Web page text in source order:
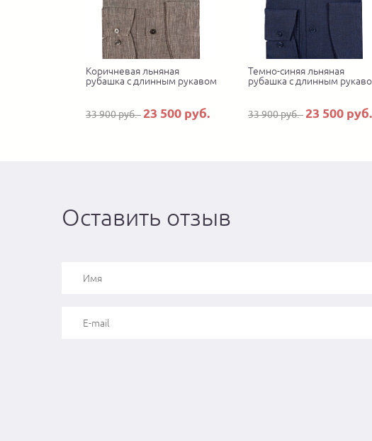
Коричневая льняная
рубашка с длинным рукавом
33 900 руб. 23 500 руб.
Темно-синяя льняная
рубашка с длинным
33 900 руб. 23 500 руб.
Оставить отзыв